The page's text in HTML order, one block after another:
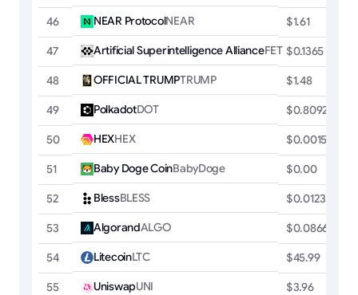
46 NEAR ProtocolNEAR $1.61
47 Artificial Superintelligence AllianceFET $0.1365
48 OFFICIAL TRUMPTRUMP $1.48
49 PolkadotDOT $0.8092
50 HEXHEX $0.00151303
51 Baby Doge CoinBabyDoge $0.00
52 BlessBLESS $0.0123
53 AlgorandALGO $0.0866
54 LitecoinLTC $45.99
55 UniswapUNI $3.96